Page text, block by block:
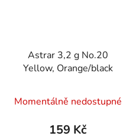
Astrar 3,2 g No.20
Yellow, Orange/black
hodnocení
produktu
Momentálně nedostupné
159 Kč